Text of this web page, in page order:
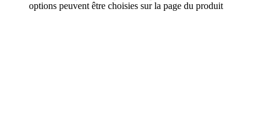
options peuvent être choisies sur la page du produit